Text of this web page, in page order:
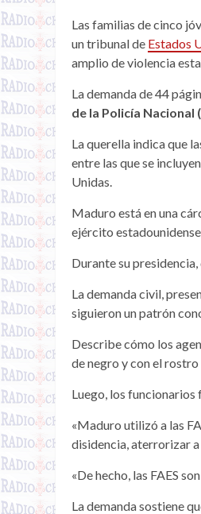
Las familias de cinco
un tribunal de Estados
amplio de violencia
La demanda de 44
de la Policía Nacional
La querella indica que
entre las que se
Unidas.
Maduro está en una
ejército
Durante su
La demanda civil,
siguieron un patrón
Describe cómo los
de negro y con el
Luego, los funcionarios
«Maduro utilizó a las
disidencia, aterrorizar
«De hecho, las FAES
La demanda sostiene